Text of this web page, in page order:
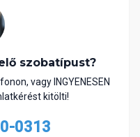
szobatípust?
vagy INGYENESEN
kitölti!
0313